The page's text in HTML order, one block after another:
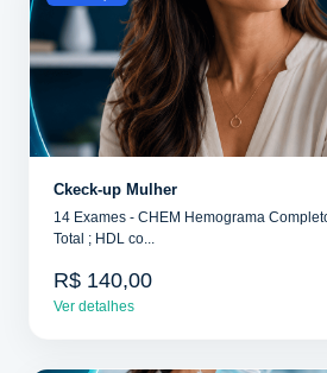
Ckeck-up Mulher
14 Exames - CHEM Hemograma Completo ; Glicemia ; Colesterol
Total ; HDL co...
R$ 140,00
Ver detalhes